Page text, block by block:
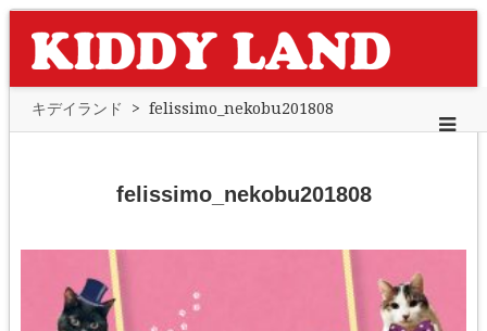
キデイランド > felissimo_nekobu201808
felissimo_nekobu201808